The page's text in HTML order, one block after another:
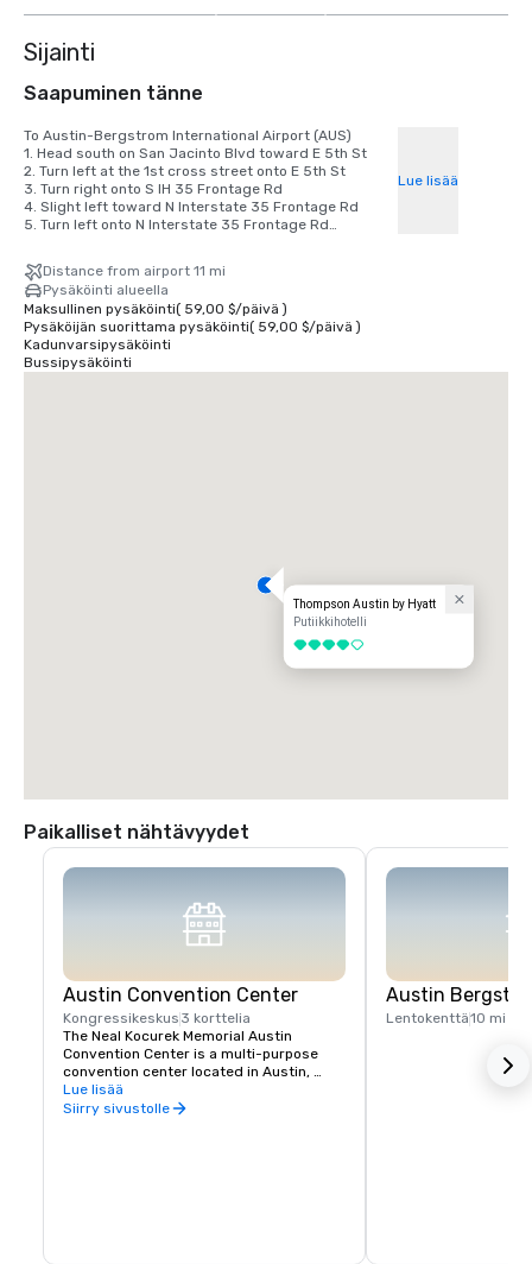
Sijainti
Saapuminen tänne
To Austin-Bergstrom International Airport (AUS)
1. Head south on San Jacinto Blvd toward E 5th St
2. Turn left at the 1st cross street onto E 5th St
3. Turn right onto S IH 35 Frontage Rd
4. Slight left toward N Interstate 35 Frontage Rd
5. Turn left onto N Interstate 35 Frontage Rd
7. Use the right 2 lanes to take the ramp to US-183 N
8. Merge onto US-183 S/Ed Bluestein Blvd
9. Take the ramp on the left onto Bastrop Hwy
10. Keep left to continue toward TX-71 E
11. Keep left at the fork and merge onto TX-71 E
12. Exit onto Spirit of Texas Dr
Follow signs to Austin-Bergstrom International Airport
Lue lisää
Distance from airport 11 mi
Pysäköinti alueella
Maksullinen pysäköinti( 59,00 $/päivä )
Pysäköijän suorittama pysäköinti( 59,00 $/päivä )
Kadunvarsipysäköinti
Bussipysäköinti
Thompson Austin by Hyatt
Putiikkihotelli
4 / 5
Paikalliset nähtävyydet
Austin Convention Center
Kongressikeskus 3 korttelia
The Neal Kocurek Memorial Austin
Convention Center is a multi-purpose
convention center located in Austin,
Texas.
Lue lisää
Siirry sivustolle
Austin
Lentokenttä10 mi